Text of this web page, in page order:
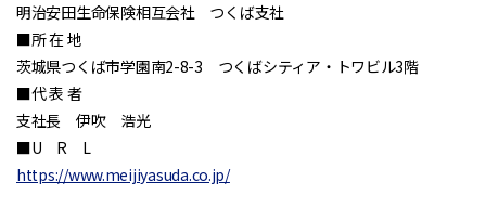
明治安田生命保険相互会社 つくば支社
■所 在 地
茨城県つくば市学園南2-8-3 つくばシティア・トワビル3階
■代 表 者
支社長 伊吹 浩光
■U R L
https://www.meijiyasuda.co.jp/